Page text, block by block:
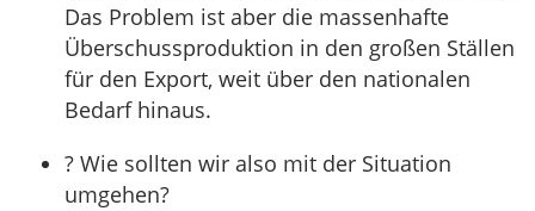
Das Problem ist aber die massenhafte
Überschussproduktion in den großen Ställen
für den Export, weit über den nationalen
Bedarf hinaus.
? Wie sollten wir also mit der Situation
umgehen?